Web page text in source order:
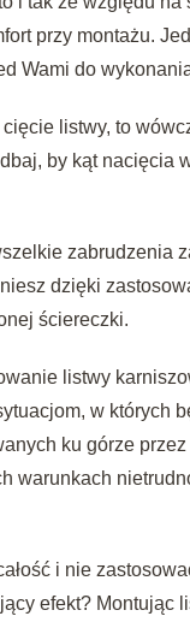
przy montażu.
Wami do
listwy, to
by kąt nacięcia
zabrudzenia
dzięki
ściereczki.
listwy
w których
ku górze przez
warunkach
i nie
efekt? Montując